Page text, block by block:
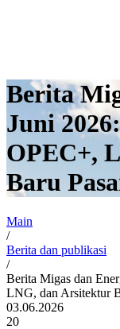
Berita
Juni
OPEC+,
Baru
Main
/
Berita dan publikasi
/
Berita Migas dan
LNG, dan Arsitektur
03.06.2026
20